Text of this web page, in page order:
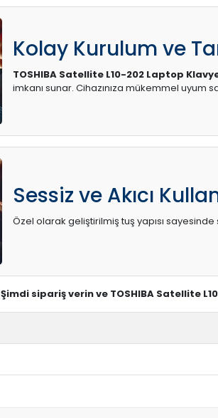
Kolay Kurulum ve
TOSHIBA Satellite L10-202 Laptop
imkanı sunar. Cihazınıza mükemmel
Sessiz ve Akıcı
Özel olarak geliştirilmiş tuş yapısı
Şimdi sipariş verin ve TOSHIBA Satellite